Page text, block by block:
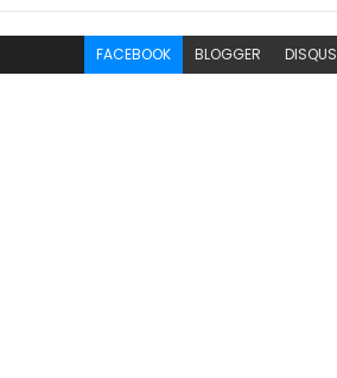
FACEBOOK BLOGGER DISQUS